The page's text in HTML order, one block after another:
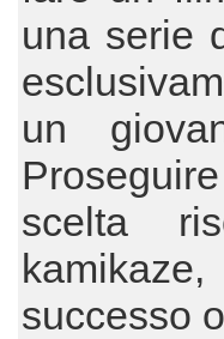
una serie
un
scelta
successo